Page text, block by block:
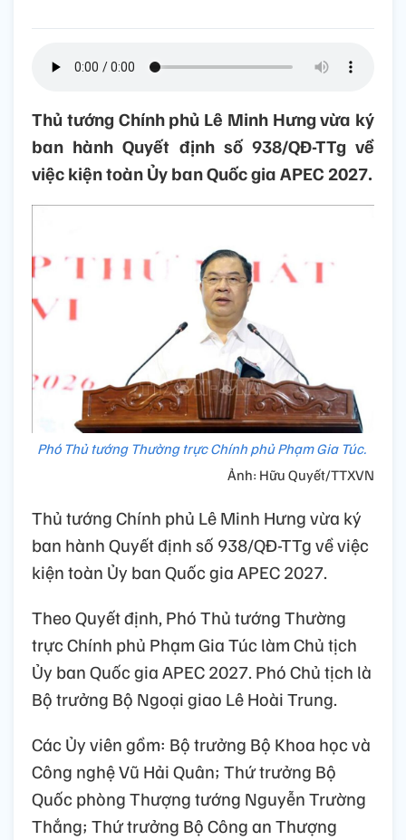
Thủ tướng Chính phủ Lê Minh Hưng vừa ký
ban hành Quyết định số 938/QĐ-TTg về
việc kiện toàn Ủy ban Quốc gia APEC 2027.
Phó Thủ tướng Thường trực Chính phủ Phạm Gia Túc.
Ảnh: Hữu Quyết/TTXVN
Thủ tướng Chính phủ Lê Minh Hưng vừa ký
ban hành Quyết định số 938/QĐ-TTg về việc
kiện toàn Ủy ban Quốc gia APEC 2027.
Theo Quyết định, Phó Thủ tướng Thường
trực Chính phủ Phạm Gia Túc làm Chủ tịch
Ủy ban Quốc gia APEC 2027. Phó Chủ tịch là
Bộ trưởng Bộ Ngoại giao Lê Hoài Trung.
Các Ủy viên gồm: Bộ trưởng Bộ Khoa học và
Công nghệ Vũ Hải Quân; Thứ trưởng Bộ
Quốc phòng Thượng tướng Nguyễn Trường
Thắng; Thứ trưởng Bộ Công an Thượng